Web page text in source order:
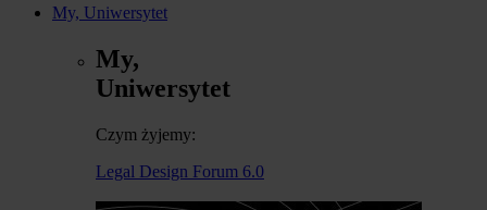
My, Uniwersytet
My,
Uniwersytet
Czym żyjemy:
Legal Design Forum 6.0